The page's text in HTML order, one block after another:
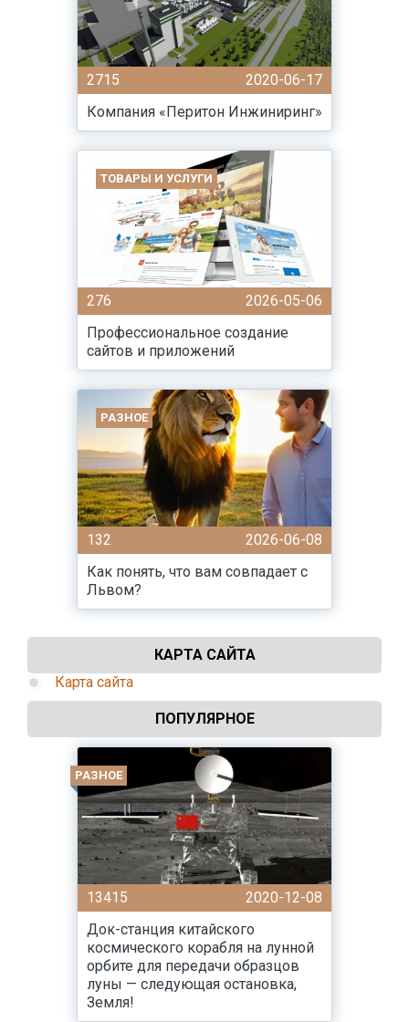
2715
2020-06-17
Компания «Перитон Инжиниринг»
ТОВАРЫ И УСЛУГИ
276
2026-05-06
Профессиональное создание
сайтов и приложений
РАЗНОЕ
132
2026-06-08
Как понять, что вам совпадает с
Львом?
КАРТА САЙТА
Карта сайта
ПОПУЛЯРНОЕ
РАЗНОЕ
13415
2020-12-08
Док-станция китайского
космического корабля на лунной
орбите для передачи образцов
луны — следующая остановка,
Земля!